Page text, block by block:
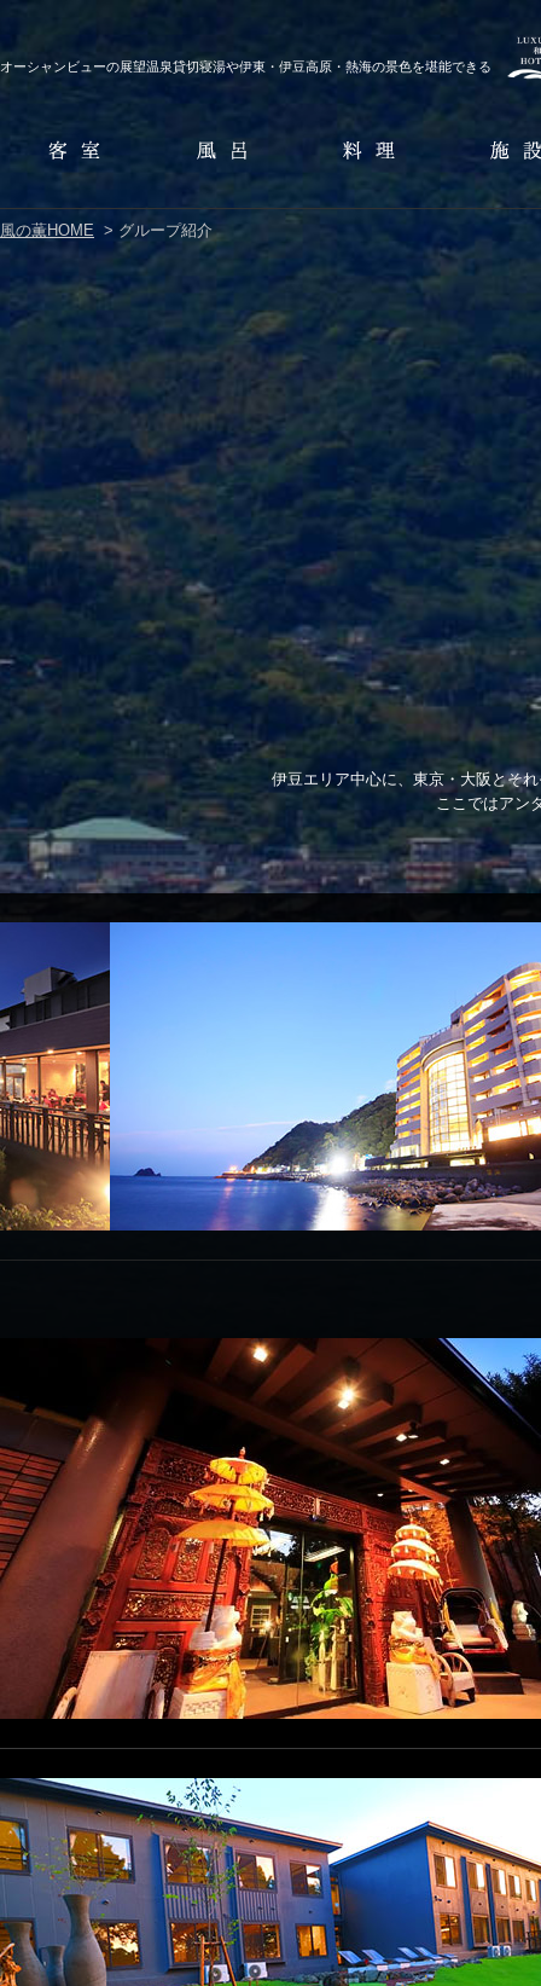
オーシャンビューの展望温泉貸切寝湯や伊東・伊豆高原・熱海の景色を堪能できる
風の薫HOME > グループ紹介
伊豆エリア中心に、東京・大阪とそ
ここではアン